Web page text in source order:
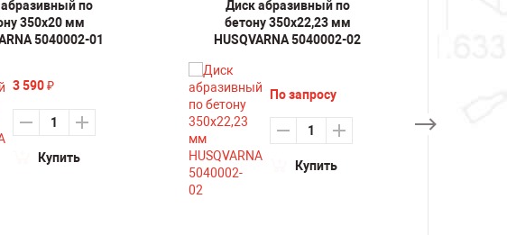
по
350х20 мм
5040002-01
3 590 ₽
Купить
Диск абразивный по
бетону 350х22,23 мм
HUSQVARNA 5040002-02
По запросу
Купить